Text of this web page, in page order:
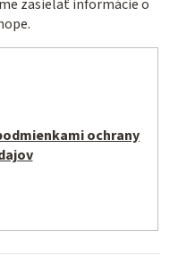
zasielať informácie o
ochrany